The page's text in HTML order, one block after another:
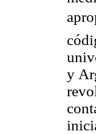
y